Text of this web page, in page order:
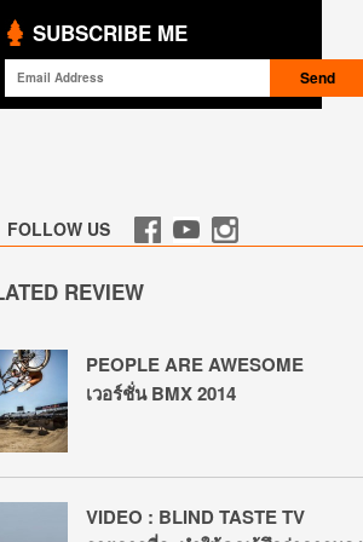
SUBSCRIBE ME
FOLLOW US
REVIEW
PEOPLE ARE AWESOME
เวอร์ชั่น BMX 2014
VIDEO : BLIND TASTE TV